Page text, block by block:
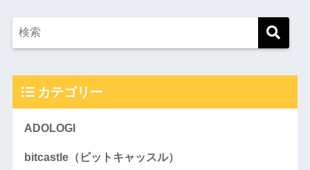
カテゴリー
ADOLOGI
bitcastle（ビットキャッスル）